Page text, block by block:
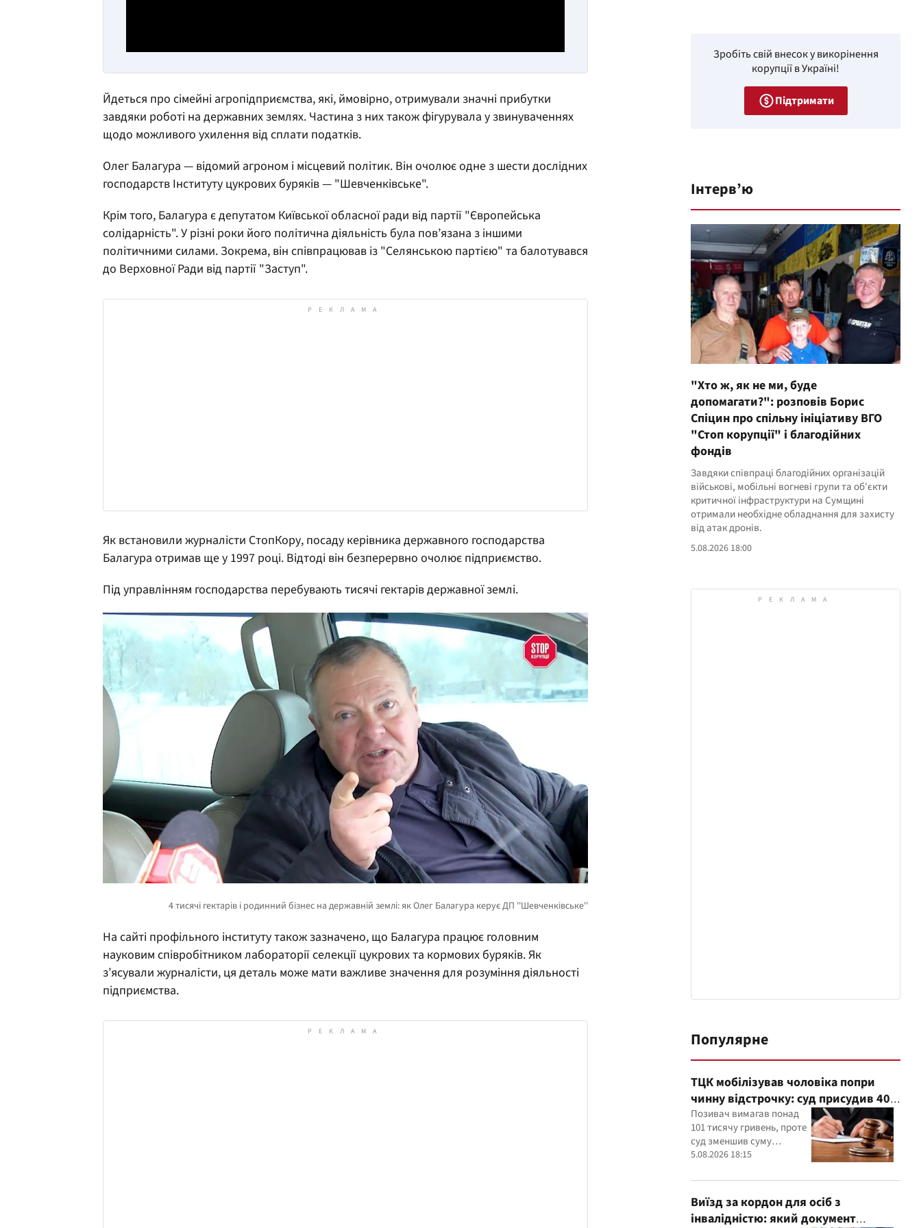
Йдеться про сімейні агропідприємства, які, ймовірно, отримували значні прибутки
завдяки роботі на державних землях. Частина з них також фігурувала у звинуваченнях
щодо можливого ухилення від сплати податків.
Олег Балагура — відомий агроном і місцевий політик. Він очолює одне з шести дослідних
господарств Інституту цукрових буряків — "Шевченківське".
Крім того, Балагура є депутатом Київської обласної ради від партії "Європейська
солідарність". У різні роки його політична діяльність була пов’язана з іншими
політичними силами. Зокрема, він співпрацював із "Селянською партією" та балотувався
до Верховної Ради від партії "Заступ".
Як встановили журналісти СтопКору, посаду керівника державного господарства
Балагура отримав ще у 1997 році. Відтоді він безперервно очолює підприємство.
Під управлінням господарства перебувають тисячі гектарів державної землі.
На сайті профільного інституту також зазначено, що Балагура працює головним
науковим співробітником лабораторії селекції цукрових та кормових буряків. Як
з’ясували журналісти, ця деталь може мати важливе значення для розуміння діяльності
підприємства.
Зробіть свій внесок у викорінення
корупції в Україні!
Підтримати
Інтерв’ю
"Хто ж, як не ми, буде
допомагати?": розповів Борис
Спіцин про спільну ініціативу ВГО
"Стоп корупції" і благодійних
фондів
Завдяки співпраці благодійних організацій
військові, мобільні вогневі групи та об'єкти
критичної інфраструктури на Сумщині
отримали необхідне обладнання для захисту
від атак дронів.
5.08.2026 18:00
Популярне
ТЦК мобілізував чоловіка попри
чинну відстрочку: суд присудив 40
тисяч гривень компенсації
Позивач вимагав понад
101 тисячу гривень, проте
суд зменшив суму
компенсації, керуючись
та співмірності
5.08.2026 18:15
Виїзд за кордон для осіб з
інвалідністю: який документ